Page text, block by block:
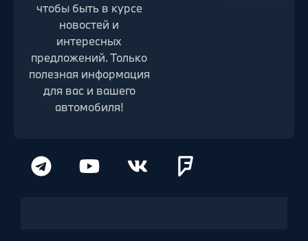
чтобы быть в курсе
новостей и
интересных
предложений. Только
полезная информация
для вас и вашего
автомобиля!